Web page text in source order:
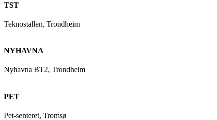
TST
Teknostallen, Trondheim
NYHAVNA
Nyhavna BT2, Trondheim
PET
Pet-senteret, Tromsø